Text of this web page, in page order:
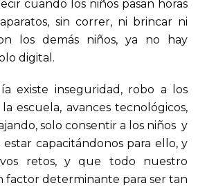
cuando los niños pasan horas
sin correr, ni brincar ni
los demás niños, ya no hay
digital.
existe inseguridad, robo a los
escuela, avances tecnológicos,
solo consentir a los niños y
capacitándonos para ello, y
retos, y que todo nuestro
factor determinante para ser tan